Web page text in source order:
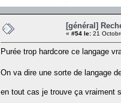
[général]
« #54 le: 21
Purée trop hardcore ce langage
On va dire une sorte de langage
en tout cas je trouve ça vraiment